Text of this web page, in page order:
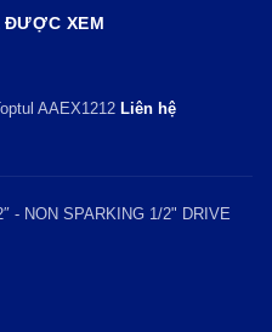
ĐƯỢC XEM
AAEX1212 Liên hệ
- NON SPARKING 1/2" DRIVE